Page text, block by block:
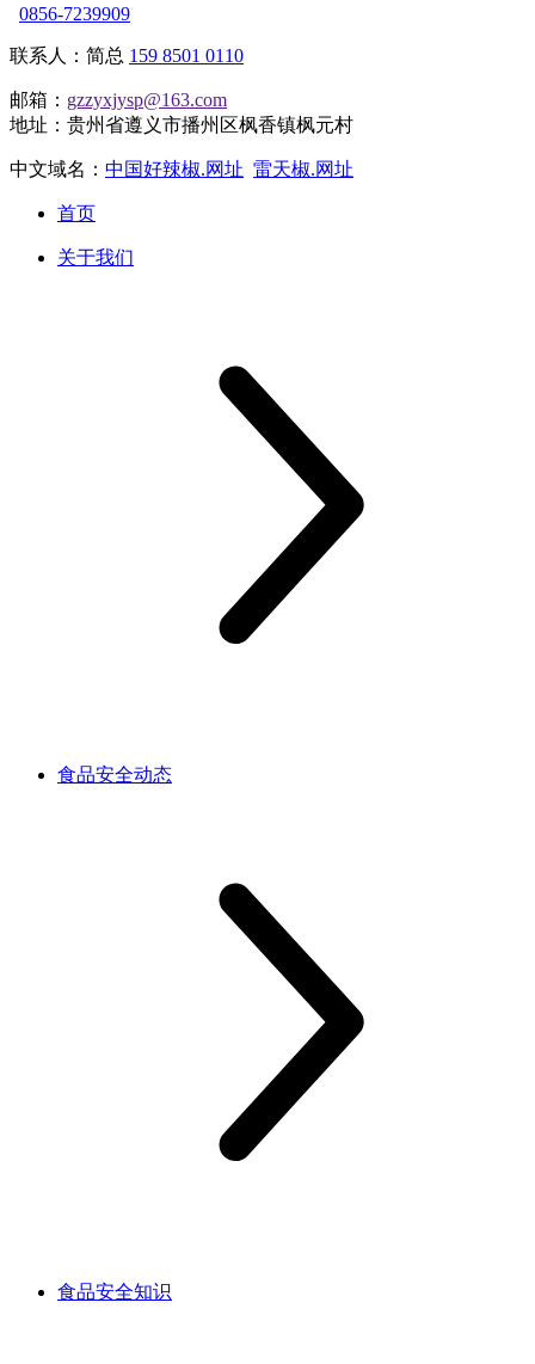
0856-7239909
联系人：简总 159 8501 0110
邮箱： gzzyxjysp@163.com
地址：贵州省遵义市播州区枫香镇枫元村
中文域名： 中国好辣椒.网址 雷天椒.网址
首页
关于我们
食品安全动态
食品安全知识